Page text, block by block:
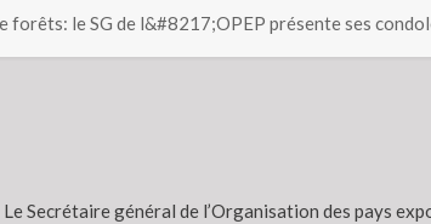
forêts: le SG de l&#8217;OPEP présente ses
Le Secrétaire général de l’Organisation des pays